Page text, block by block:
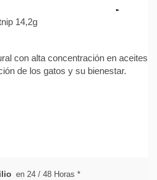
con alta concentración en aceites
de los gatos y su bienestar.
en 24 / 48 Horas *